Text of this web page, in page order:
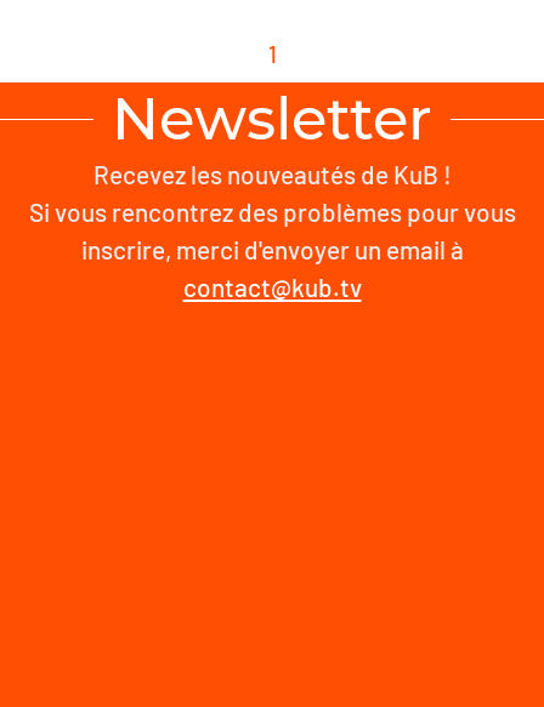
1
Newsletter
Recevez les nouveautés de KuB !
Si vous rencontrez des problèmes pour vous
inscrire, merci d'envoyer un email à
contact@kub.tv